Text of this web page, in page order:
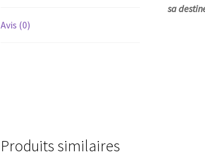
Avis (0)
sa
Produits similaires